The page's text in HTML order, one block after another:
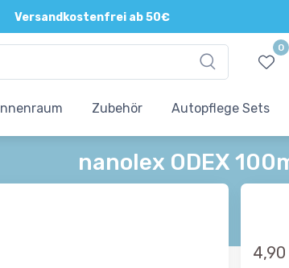
Versandkostenfrei ab 50€
0
Innenraum Zubehör Autopflege Sets
nanolex ODEX